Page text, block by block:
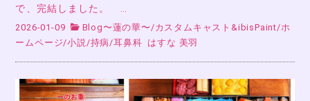
で、完結しました。 …
2026-01-09 Blog〜蓮の華〜/カスタムキャスト&ibisPaint/ホ
ームページ/小説/持病/耳鼻科 はすな 美羽